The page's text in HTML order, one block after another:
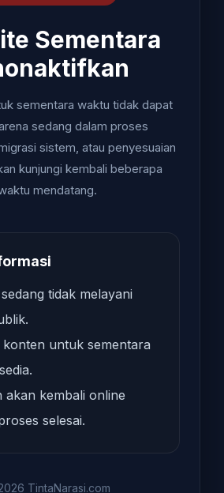
Sementara
sementara waktu tidak dapat
sedang dalam proses
sistem, atau penyesuaian
kunjungi kembali beberapa
mendatang.
tidak melayani
untuk sementara
akan kembali online
selesai.
TintaNarasi.com